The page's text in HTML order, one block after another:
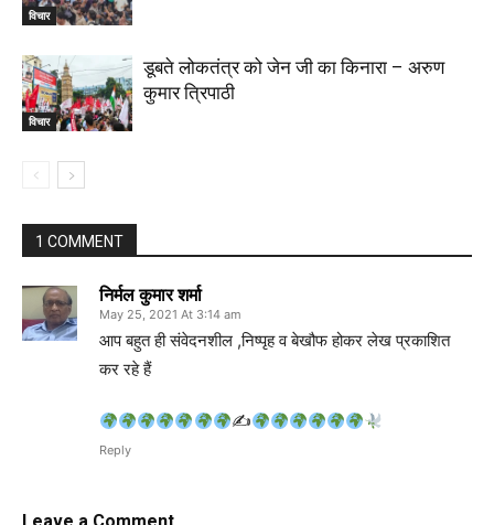
विचार
विचार
डूबते लोकतंत्र को जेन जी का किनारा – अरुण
कुमार त्रिपाठी
1 COMMENT
निर्मल कुमार शर्मा
May 25, 2021 At 3:14 am
आप बहुत ही संवेदनशील ,निष्पृह व बेखौफ होकर लेख प्रकाशित
कर रहे हैं
✍
Reply